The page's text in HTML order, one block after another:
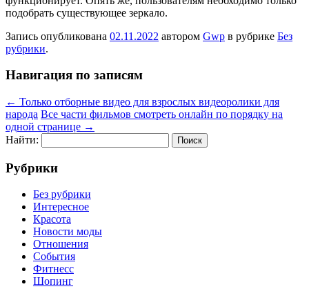
подобрать существующее зеркало.
Запись опубликована 02.11.2022 автором Gwp в рубрике Без
рубрики.
Навигация по записям
← Только отборные видео для взрослых видеоролики для
народа Все части фильмов смотреть онлайн по порядку на
одной странице →
Найти:
Рубрики
Без рубрики
Интересное
Красота
Новости моды
Отношения
События
Фитнесс
Шопинг